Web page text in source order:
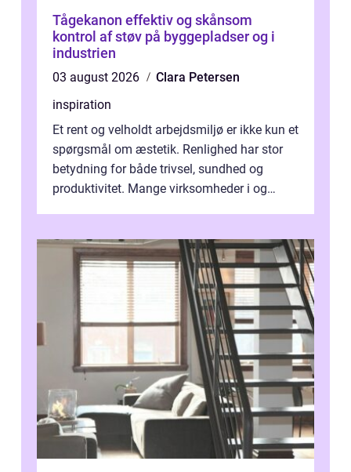
Tågekanon effektiv og skånsom
kontrol af støv på byggepladser og i
industrien
03 august 2026
Clara Petersen
inspiration
Et rent og velholdt arbejdsmiljø er ikke kun et
spørgsmål om æstetik. Renlighed har stor
betydning for både trivsel, sundhed og
produktivitet. Mange virksomheder i og